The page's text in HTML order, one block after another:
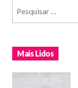
Mais Lidos